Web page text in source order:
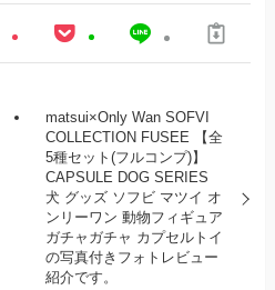
matsui×Only Wan SOFVI
COLLECTION FUSEE 【全
5種セット(フルコンプ)】
CAPSULE DOG SERIES
犬 グッズ ソフビ マツイ オ
ンリーワン 動物フィギュア
ガチャガチャ カプセルトイ
の写真付きフォトレビュー
紹介です。